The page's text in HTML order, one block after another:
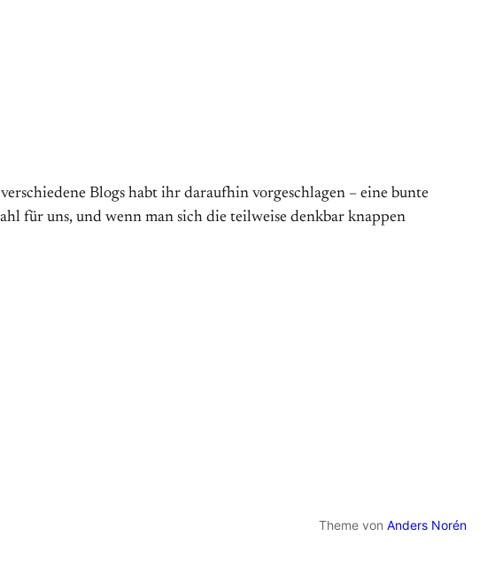
Blogs habt ihr daraufhin vorgeschlagen – eine bunte
für uns, und wenn man sich die teilweise denkbar knappen
Theme von Anders Norén